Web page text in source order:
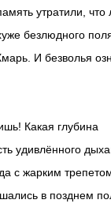
утратили, что
безлюдного
И безволья
Какая глубина
удивлённого
с жарким
в позднем